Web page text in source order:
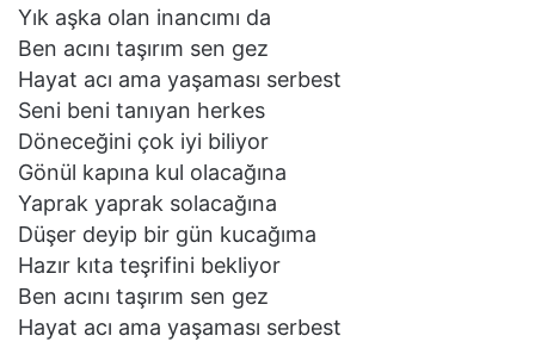
Yık aşka olan inancımı da
Ben acını taşırım sen gez
Hayat acı ama yaşaması serbest
Seni beni tanıyan herkes
Döneceğini çok iyi biliyor
Gönül kapına kul olacağına
Yaprak yaprak solacağına
Düşer deyip bir gün kucağıma
Hazır kıta teşrifini bekliyor
Ben acını taşırım sen gez
Hayat acı ama yaşaması serbest